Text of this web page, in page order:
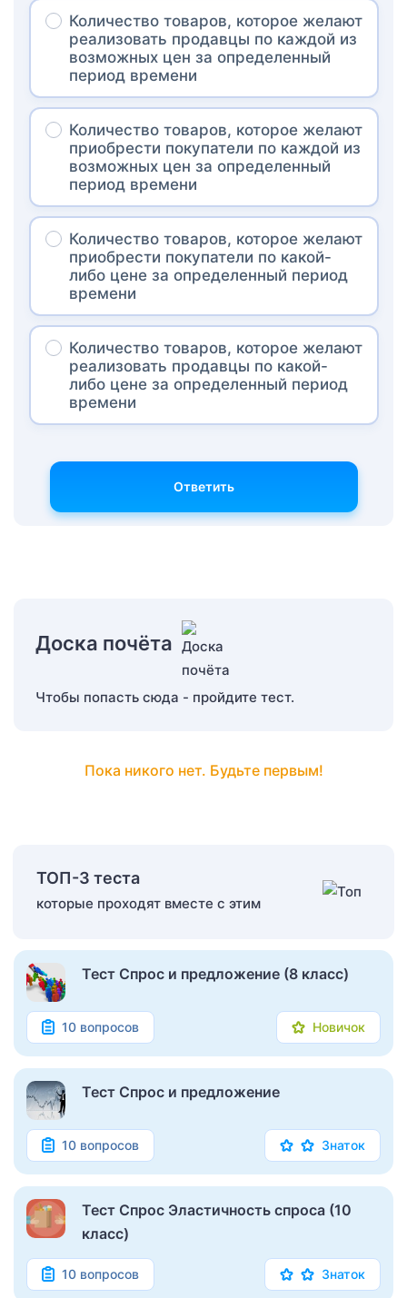
Количество товаров, которое желают
реализовать продавцы по каждой из
возможных цен за определенный
период времени
Количество товаров, которое желают
приобрести покупатели по каждой из
возможных цен за определенный
период времени
Количество товаров, которое желают
приобрести покупатели по какой-
либо цене за определенный период
времени
Количество товаров, которое желают
реализовать продавцы по какой-
либо цене за определенный период
времени
Ответить
Доска почёта
Чтобы попасть сюда - пройдите тест.
Пока никого нет. Будьте первым!
ТОП-3 теста
которые проходят вместе с этим
Тест Спрос и предложение (8 класс)
10 вопросов Новичок
Тест Спрос и предложение
10 вопросов Знаток
Тест Спрос Эластичность спроса (10
класс)
10 вопросов Знаток